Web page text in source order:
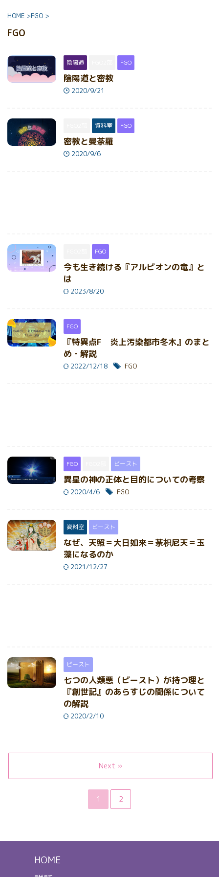
HOME >FGO >
FGO
陰陽道 FGO
陰陽道と密教
2020/9/21
資料室 FGO
密教と曼荼羅
2020/9/6
FGO
今も生き続ける『アルビオンの竜』と
は
2023/8/20
FGO
『特異点F 炎上汚染都市冬木』のまと
め・解説
2022/12/18 FGO
FGO ビースト
異星の神の正体と目的についての考察
2020/4/6 FGO
資料室 ビースト
なぜ、天照＝大日如来＝荼枳尼天＝玉
藻になるのか
2021/12/27
ビースト
七つの人類悪（ビースト）が持つ理と
『創世記』のあらすじの関係について
の解説
2020/2/10
1 2
Next »
HOME